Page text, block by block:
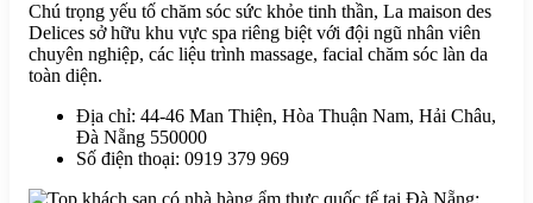
Chú trọng yếu tố chăm sóc sức khỏe tinh thần, La maison des
Delices sở hữu khu vực spa riêng biệt với đội ngũ nhân viên
chuyên nghiệp, các liệu trình massage, facial chăm sóc làn da
toàn diện.
Địa chỉ: 44-46 Man Thiện, Hòa Thuận Nam, Hải Châu,
Đà Nẵng 550000
Số điện thoại: 0919 379 969